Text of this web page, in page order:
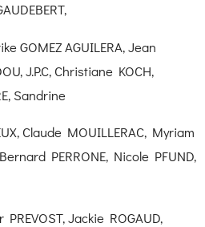
GOMEZ AGUILERA, Jean
J.P.C, Christiane KOCH,
Sandrine
Claude MOUILLERAC, Myriam
PERRONE, Nicole PFUND,
Jackie ROGAUD,